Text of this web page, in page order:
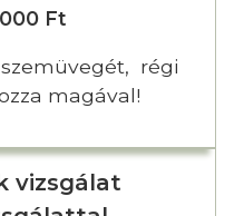
Ft
régi
magával!
vizsgálat